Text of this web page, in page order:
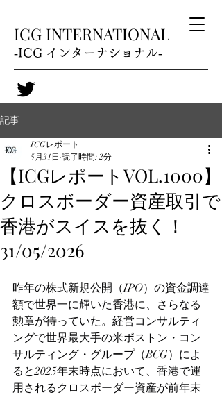
ICG INTERNATIONAL
‐ICG インターナショナル‐
記事
【ICGレポートVOL.1000】
クロスボーダー資産取引で
香港がスイスを抜く！
31/05/2026
ICGレポート
5月31日 読了時間: 2分
昨年の株式新規公開（IPO）の資金調達
額で世界一に輝いた香港に、さらなる
勲章が待っていた。経営コンサルティ
ングで世界最大手の米ボストン・コン
サルティング・グループ（BCG）によ
ると2025年末時点において、香港で運
用されるクロスボーダー資産が前年末